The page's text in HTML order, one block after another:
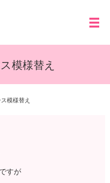
メ
模様替え
模様替え
すが